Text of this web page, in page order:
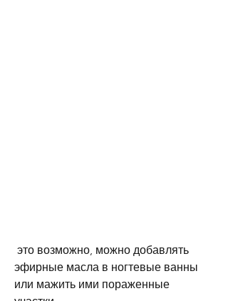
эфирные масла в ногтевые ванны
или мажить ими пораженные